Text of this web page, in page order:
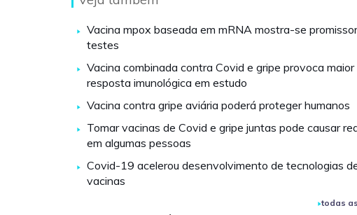
Vacina mpox baseada em mRNA mostra-se
testes
Vacina combinada contra Covid e gripe provoca maior
resposta imunológica em estudo
Vacina contra gripe aviária poderá proteger humanos
Tomar vacinas de Covid e gripe juntas pode causar
em algumas pessoas
Covid-19 acelerou desenvolvimento de tecnologias
vacinas
todas